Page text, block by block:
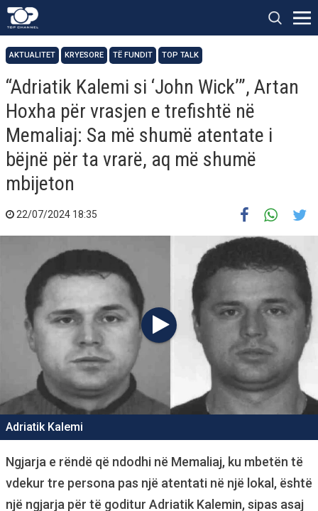
AKTUALITET KRYESORE TË FUNDIT TOP TALK
“Adriatik Kalemi si ‘John Wick’”, Artan
Hoxha për vrasjen e trefishtë në
Memaliaj: Sa më shumë atentate i
bëjnë për ta vrarë, aq më shumë
mbijeton
22/07/2024 18:35
Adriatik Kalemi
Ngjarja e rëndë që ndodhi në Memaliaj, ku mbetën të
vdekur tre persona pas një atentati në një lokal, është
një ngjarja për të goditur Adriatik Kalemin, sipas asaj